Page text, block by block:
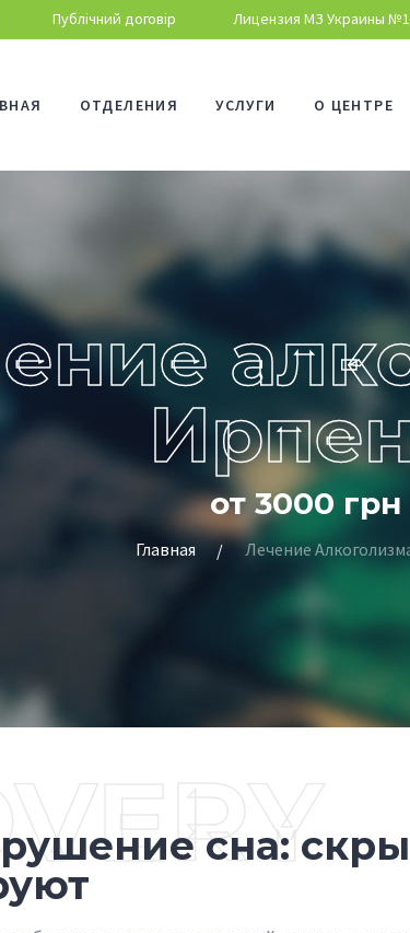
Публічний договір Лицензия МЗ Украины
ОТДЕЛЕНИЯ УСЛУГИ О ЦЕНТРЕ
от 3000 грн
Главная Лечение
сна: